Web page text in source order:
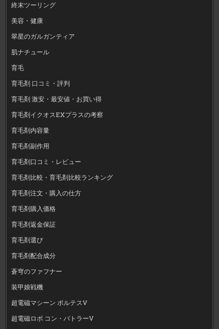
終末ツーリング
美容・健康
翠星のガルガンティア
肌ナチュール
育毛
育毛剤 口コミ・評判
育毛剤 激安・最安値・お買い得
育毛剤イクオスEXプラスの考察
育毛剤内容量
育毛剤副作用
育毛剤口コミ・レビュー
育毛剤比較・育毛剤比較ランキング
育毛剤注文・購入の仕方
育毛剤購入価格
育毛剤返金保証
育毛剤選び
育毛剤配合成分
蒼穹のファフナー
装甲娘戦機
超電磁マシーン ボルテスV
超電磁ロボ コン・バトラーV